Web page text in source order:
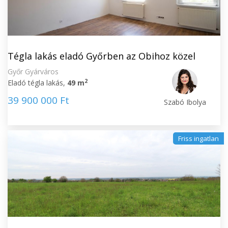
Tégla lakás eladó Győrben az Obihoz közel
Győr Gyárváros
Eladó tégla lakás, 49 m2
39 900 000 Ft Szabó Ibolya
Friss ingatlan